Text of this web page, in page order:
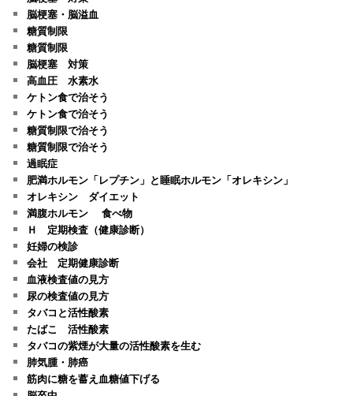
脳梗塞・脳溢血
糖質制限
糖質制限
脳梗塞 対策
高血圧 水素水
ケトン食で治そう
ケトン食で治そう
糖質制限で治そう
糖質制限で治そう
過眠症
肥満ホルモン「レプチン」と睡眠ホルモン「オレキシン」
オレキシン ダイエット
満腹ホルモン 食べ物
Ｈ 定期検査（健康診断）
妊婦の検診
会社 定期健康診断
血液検査値の見方
尿の検査値の見方
タバコと活性酸素
たばこ 活性酸素
タバコの紫煙が大量の活性酸素を生む
肺気腫・肺癌
筋肉に糖を蓄え血糖値下げる